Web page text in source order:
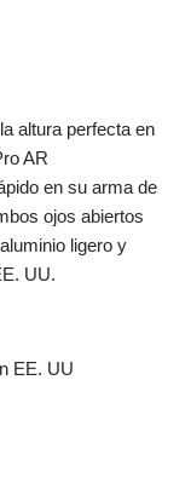
altura perfecta en
AR
en su arma de
ojos abiertos
ligero y
UU.